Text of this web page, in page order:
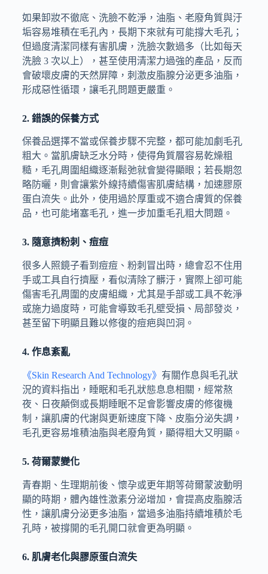
如果卸妝不徹底、洗臉不乾淨，油脂、老廢角質與汙
垢容易堆積在毛孔內，長期下來就有可能撐大毛孔；
但過度清潔同樣有害肌膚，洗臉次數過多（比如每天
洗臉 3 次以上），甚至使用清潔力過強的產品，反而
會破壞皮膚的天然屏障，刺激皮脂腺分泌更多油脂，
形成惡性循環，讓毛孔問題更嚴重。
2. 錯誤的保養方式
保養品選擇不當或保養步驟不完整，都可能加劇毛孔
粗大。當肌膚缺乏水分時，使得角質層容易乾燥粗
糙，毛孔周圍組織逐漸鬆弛就會變得顯眼；若長期忽
略防曬，則會讓紫外線持續傷害肌膚結構，加速膠原
蛋白流失。此外，使用過於厚重或不適合膚質的保養
品，也可能堵塞毛孔，進一步加重毛孔粗大問題。
3. 隨意擠粉刺、痘痘
很多人照鏡子看到痘痘、粉刺冒出時，總會忍不住用
手或工具自行擠壓，看似清除了髒汙，實際上卻可能
傷害毛孔周圍的皮膚組織，尤其是手部或工具不乾淨
或施力過度時，可能會導致毛孔壁受損、局部發炎，
甚至留下明顯且難以修復的痘疤與凹洞。
4. 作息紊亂
《Skin Research And Technology》 有關作息與毛孔狀
況的資料指出，睡眠和毛孔狀態息息相關，經常熬
夜、日夜顛倒或長期睡眠不足會影響皮膚的修復機
制，讓肌膚的代謝與更新速度下降、皮脂分泌失調，
毛孔更容易堆積油脂與老廢角質，顯得粗大又明顯。
5. 荷爾蒙變化
青春期、生理期前後、懷孕或更年期等荷爾蒙波動明
顯的時期，體內雄性激素分泌增加，會提高皮脂腺活
性，讓肌膚分泌更多油脂，當過多油脂持續堆積於毛
孔時，被撐開的毛孔開口就會更為明顯。
6. 肌膚老化與膠原蛋白流失